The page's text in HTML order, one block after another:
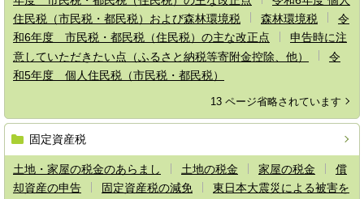
住民税（市民税・都民税）および森林環境税
森林環境税
令
和6年度 市民税・都民税（住民税）の主な改正点
申告時に注
意していただきたい点（ふるさと納税等寄附金控除、他）
令
和5年度 個人住民税（市民税・都民税）
13 ページ省略されています
固定資産税
土地・家屋の税金のあらまし 土地の税金 家屋の税金
償
却資産の申告
固定資産税の減免
東日本大震災による被害を